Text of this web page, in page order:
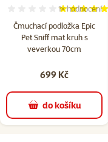
Čmuchací podložka Epic
Pet Sniff mat kruh s
veverkou 70cm
Hodnocení
1×hodnocení
699 Kč
do košíku